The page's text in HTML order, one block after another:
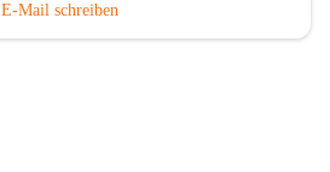
E-Mail schreiben